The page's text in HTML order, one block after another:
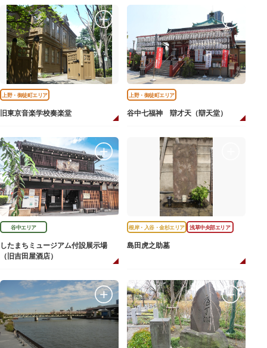
上野・御徒町エリア
旧東京音楽学校奏楽堂
上野・御徒町エリア
谷中七福神 辯才天（辯天堂）
谷中エリア
したまちミュージアム付設展示場
（旧吉田屋酒店）
根岸・入谷・金杉エリア 浅草中央部エリア
島田虎之助墓